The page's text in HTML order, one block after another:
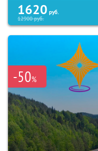
1620 руб.
12900руб.
-50%